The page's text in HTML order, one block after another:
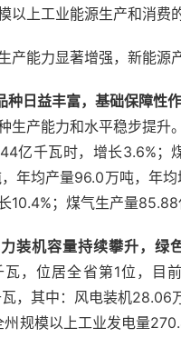
以上工业能源生产和消费
产能力显著增强，新能源
种日益丰富，基础保障性
生产能力和水平稳步提升
亿千瓦时，增长3.6%；
年均产量96.0万吨，年
10.4%；煤气生产量85.88
装机容量持续攀升，绿
瓦，位居全省第1位，目
，其中：风电装机28.06
规模以上工业发电量